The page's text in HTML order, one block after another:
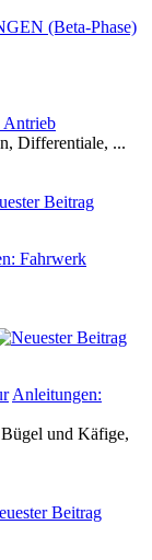
(Beta-Phase)
Antrieb
Differentiale, ...
Fahrwerk
Anleitungen:
und Käfige,